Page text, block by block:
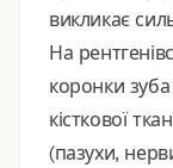
викликає
На
коронки
кісткової
(пазухи,